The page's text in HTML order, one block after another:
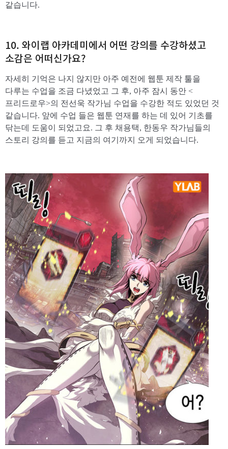
같습니다.
10. 와이랩 아카데미에서 어떤 강의를 수강하셨고
소감은 어떠신가요?
자세히 기억은 나지 않지만 아주 예전에 웹툰 제작 툴을
다루는 수업을 조금 다녔었고 그 후, 아주 잠시 동안 <
프리드로우>의 전선욱 작가님 수업을 수강한 적도 있었던 것
같습니다. 앞에 수업 들은 웹툰 연재를 하는 데 있어 기초를
닦는데 도움이 되었고요. 그 후 채용택, 한동우 작가님들의
스토리 강의를 듣고 지금의 여기까지 오게 되었습니다.